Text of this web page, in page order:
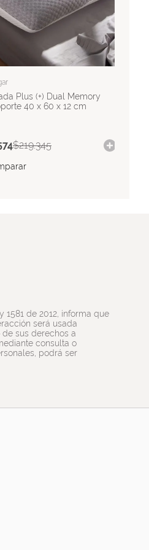
Plus (+) Dual Memory
40 x 60 x 12 cm
$219.345
1581 de 2012, informa que
será usada
sus derechos a
consulta o
podrá ser